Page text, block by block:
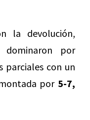
la devolución,
por
parciales con un
por5-7,